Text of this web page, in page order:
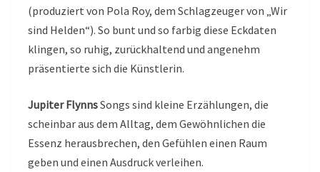
(produziert von Pola Roy, dem Schlagzeuger von „Wir
sind Helden“). So bunt und so farbig diese Eckdaten
klingen, so ruhig, zurückhaltend und angenehm
präsentierte sich die Künstlerin.
Jupiter FlynnsSongs sind kleine Erzählungen, die
scheinbar aus dem Alltag, dem Gewöhnlichen die
Essenz herausbrechen, den Gefühlen einen Raum
geben und einen Ausdruck verleihen.